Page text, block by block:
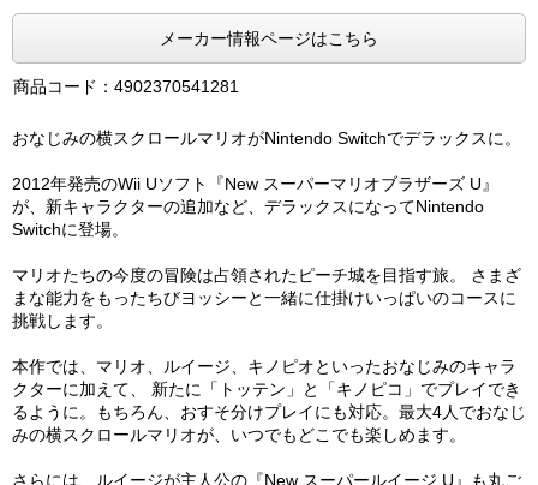
メーカー情報ページはこちら
商品コード：4902370541281
おなじみの横スクロールマリオがNintendo Switchでデラックスに。
2012年発売のWii Uソフト『New スーパーマリオブラザーズ U』
が、新キャラクターの追加など、デラックスになってNintendo
Switchに登場。
マリオたちの今度の冒険は占領されたピーチ城を目指す旅。 さまざ
まな能力をもったちびヨッシーと一緒に仕掛けいっぱいのコースに
挑戦します。
本作では、マリオ、ルイージ、キノピオといったおなじみのキャラ
クターに加えて、 新たに「トッテン」と「キノピコ」でプレイでき
るように。もちろん、おすそ分けプレイにも対応。最大4人でおなじ
みの横スクロールマリオが、いつでもどこでも楽しめます。
さらには、ルイージが主人公の『New スーパールイージ U』も丸ご